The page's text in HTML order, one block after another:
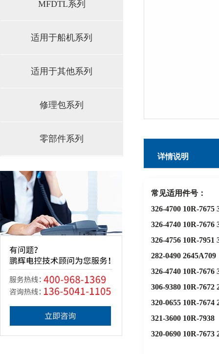
MFDTL系列
适用于船机系列
适用于其他系列
修理包系列
零部件系列
详情说明
常见适用件号：
326-4700 10R-7675
326-4740 10R-7676
326-4756 10R-7951
282-0490 2645A709
326-4740 10R-7676
306-9380 10R-7672
​320-0655 10R-7674
321-3600 10R-7938
320-0690 10R-7673